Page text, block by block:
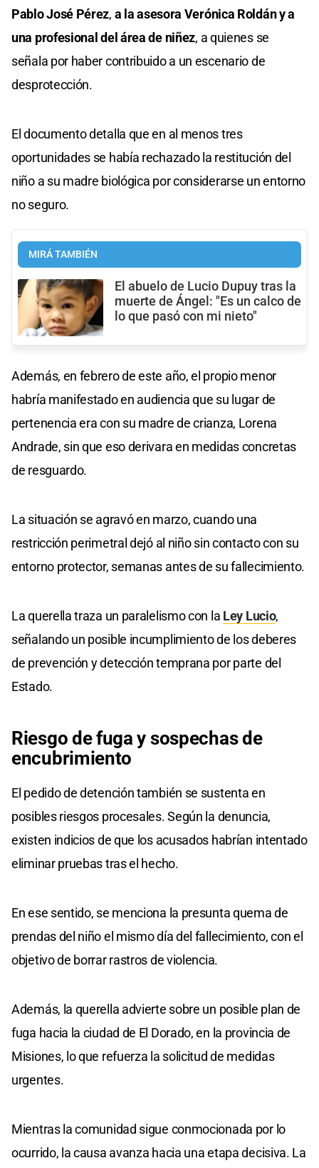
Pablo José Pérez, a la asesora Verónica Roldán y a
una profesional del área de niñez, a quienes se
señala por haber contribuido a un escenario de
desprotección.
El documento detalla que en al menos tres
oportunidades se había rechazado la restitución del
niño a su madre biológica por considerarse un entorno
no seguro.
MIRÁ TAMBIÉN
El abuelo de Lucio Dupuy tras la
muerte de Ángel: "Es un calco de
lo que pasó con mi nieto"
Además, en febrero de este año, el propio menor
habría manifestado en audiencia que su lugar de
pertenencia era con su madre de crianza, Lorena
Andrade, sin que eso derivara en medidas concretas
de resguardo.
La situación se agravó en marzo, cuando una
restricción perimetral dejó al niño sin contacto con su
entorno protector, semanas antes de su fallecimiento.
La querella traza un paralelismo con la Ley Lucio,
señalando un posible incumplimiento de los deberes
de prevención y detección temprana por parte del
Estado.
Riesgo de fuga y sospechas de
encubrimiento
El pedido de detención también se sustenta en
posibles riesgos procesales. Según la denuncia,
existen indicios de que los acusados habrían intentado
eliminar pruebas tras el hecho.
En ese sentido, se menciona la presunta quema de
prendas del niño el mismo día del fallecimiento, con el
objetivo de borrar rastros de violencia.
Además, la querella advierte sobre un posible plan de
fuga hacia la ciudad de El Dorado, en la provincia de
Misiones, lo que refuerza la solicitud de medidas
urgentes.
Mientras la comunidad sigue conmocionada por lo
ocurrido, la causa avanza hacia una etapa decisiva. La